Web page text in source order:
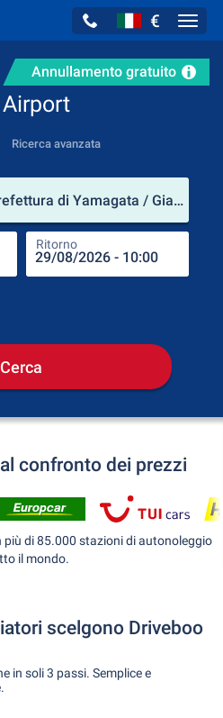
€
Annullamento gratuito
Ricerca avanzata
Shonai Airport (Prefettura di Yamagata / Giappone)
Ritorno
Cerca
confronto dei prezzi
più di 85.000 stazioni di autonoleggio
il mondo.
scelgono Driveboo
in soli 3 passi. Semplice e